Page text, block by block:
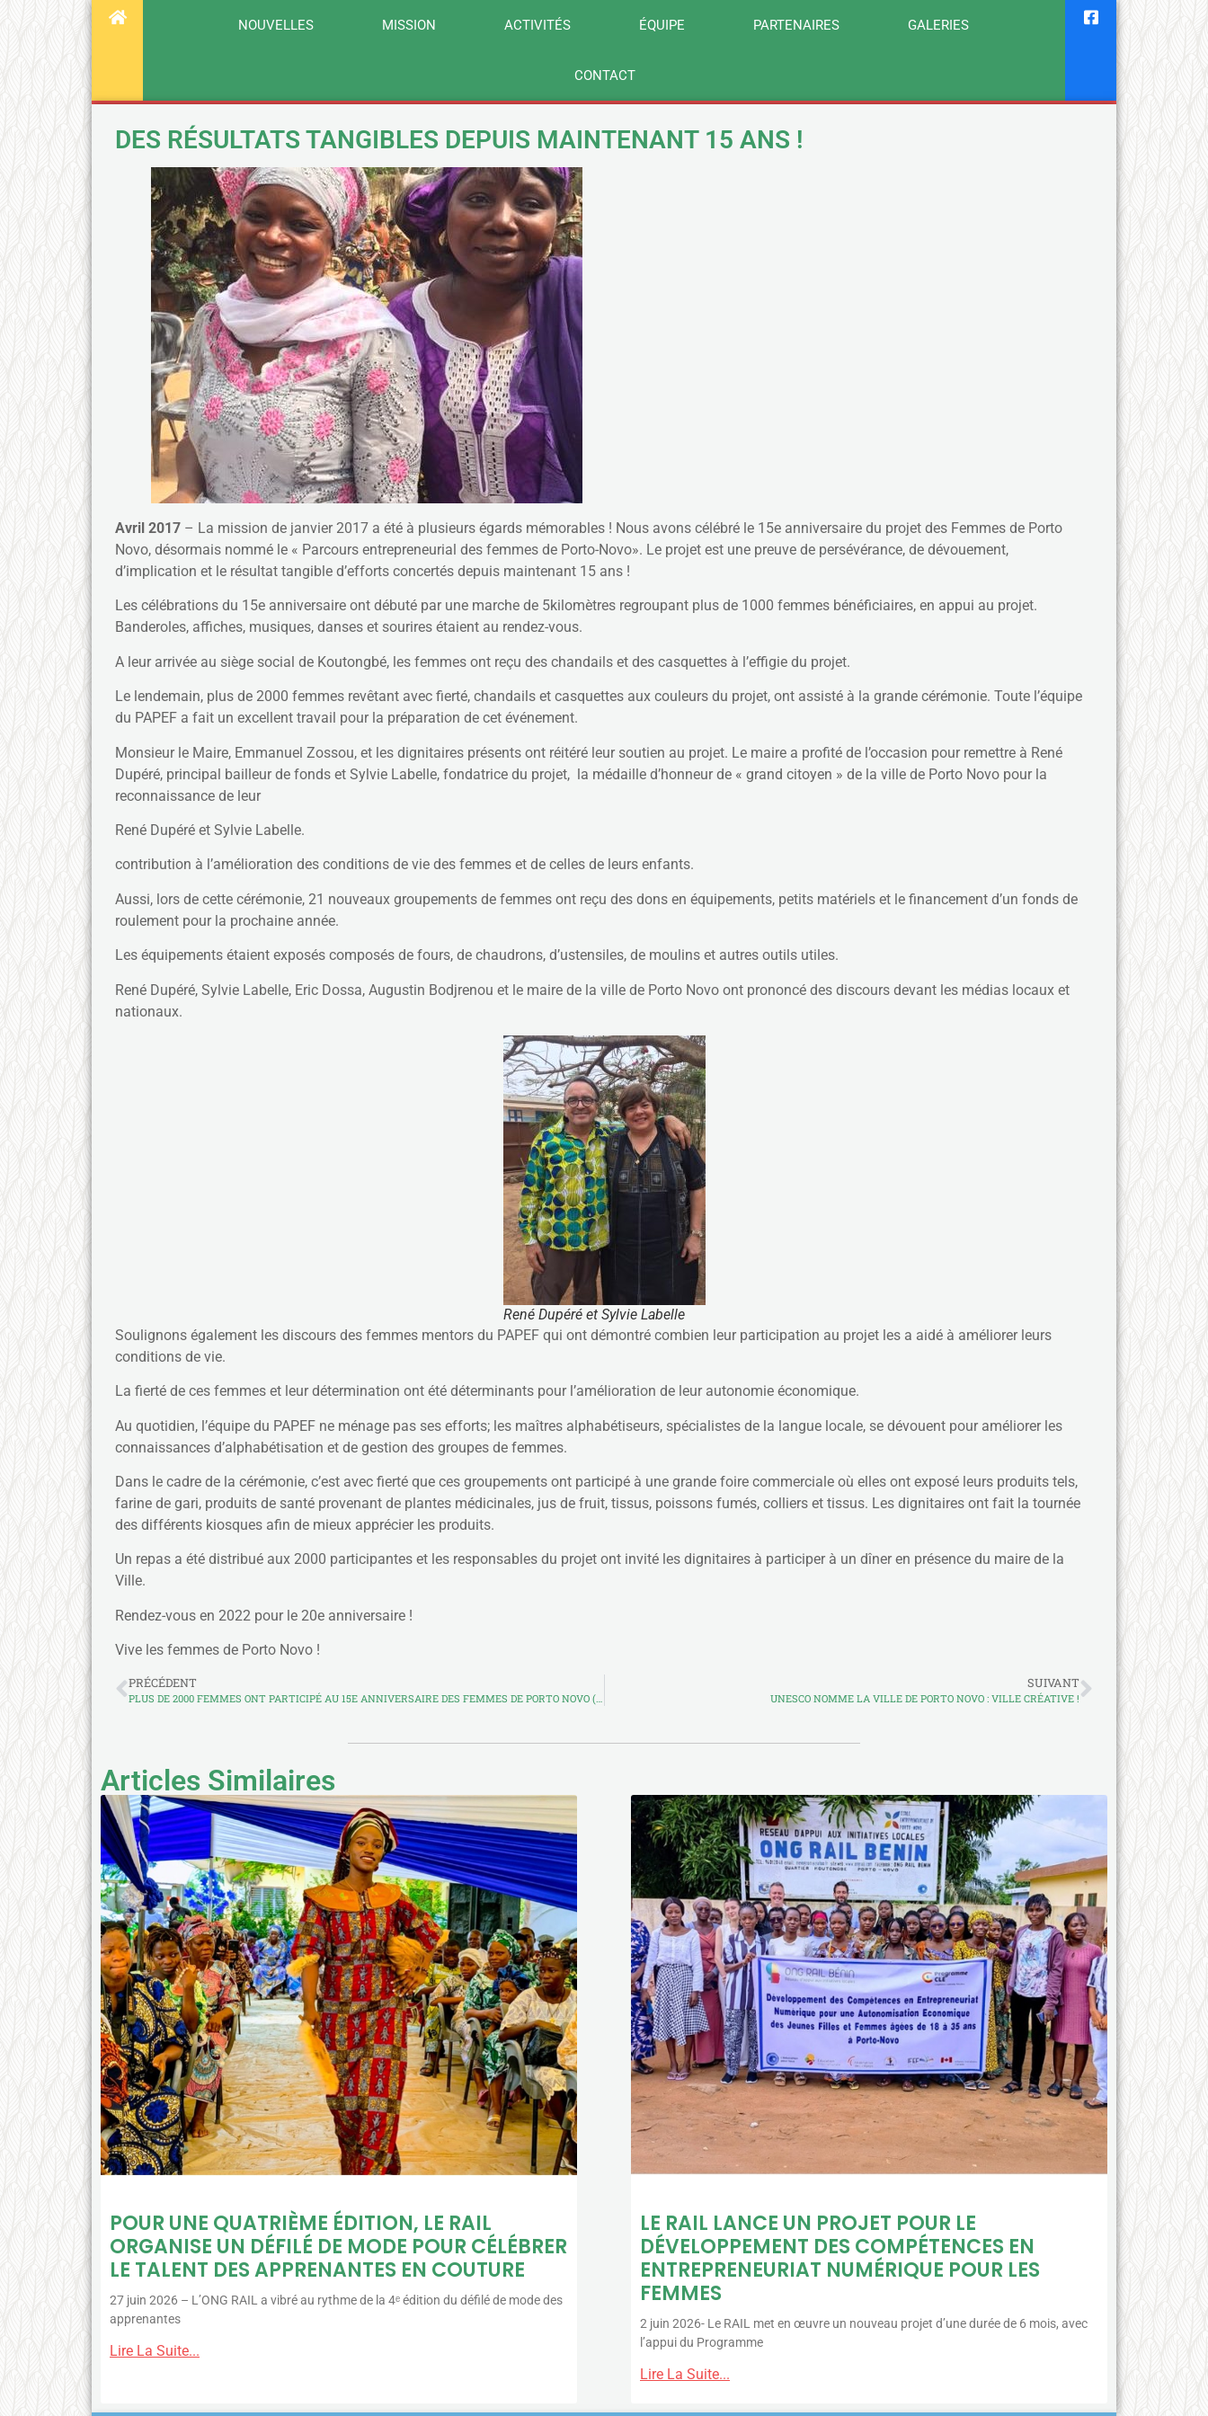
NOUVELLES MISSION ACTIVITÉS ÉQUIPE PARTENAIRES GALERIES
CONTACT
DES RÉSULTATS TANGIBLES DEPUIS MAINTENANT 15 ANS !
Avril 2017 – La mission de janvier 2017 a été à plusieurs égards mémorables ! Nous avons célébré le 15e anniversaire du projet des Femmes de Porto
Novo, désormais nommé le « Parcours entrepreneurial des femmes de Porto-Novo». Le projet est une preuve de persévérance, de dévouement,
d’implication et le résultat tangible d’efforts concertés depuis maintenant 15 ans !
Les célébrations du 15e anniversaire ont débuté par une marche de 5kilomètres regroupant plus de 1000 femmes bénéficiaires, en appui au projet.
Banderoles, affiches, musiques, danses et sourires étaient au rendez-vous.
A leur arrivée au siège social de Koutongbé, les femmes ont reçu des chandails et des casquettes à l’effigie du projet.
Le lendemain, plus de 2000 femmes revêtant avec fierté, chandails et casquettes aux couleurs du projet, ont assisté à la grande cérémonie. Toute l’équipe
du PAPEF a fait un excellent travail pour la préparation de cet événement.
Monsieur le Maire, Emmanuel Zossou, et les dignitaires présents ont réitéré leur soutien au projet. Le maire a profité de l’occasion pour remettre à René
Dupéré, principal bailleur de fonds et Sylvie Labelle, fondatrice du projet, la médaille d’honneur de « grand citoyen » de la ville de Porto Novo pour la
reconnaissance de leur
René Dupéré et Sylvie Labelle.
contribution à l’amélioration des conditions de vie des femmes et de celles de leurs enfants.
Aussi, lors de cette cérémonie, 21 nouveaux groupements de femmes ont reçu des dons en équipements, petits matériels et le financement d’un fonds de
roulement pour la prochaine année.
Les équipements étaient exposés composés de fours, de chaudrons, d’ustensiles, de moulins et autres outils utiles.
René Dupéré, Sylvie Labelle, Eric Dossa, Augustin Bodjrenou et le maire de la ville de Porto Novo ont prononcé des discours devant les médias locaux et
nationaux.
René Dupéré et Sylvie Labelle
Soulignons également les discours des femmes mentors du PAPEF qui ont démontré combien leur participation au projet les a aidé à améliorer leurs
conditions de vie.
La fierté de ces femmes et leur détermination ont été déterminants pour l’amélioration de leur autonomie économique.
Au quotidien, l’équipe du PAPEF ne ménage pas ses efforts; les maîtres alphabétiseurs, spécialistes de la langue locale, se dévouent pour améliorer les
connaissances d’alphabétisation et de gestion des groupes de femmes.
Dans le cadre de la cérémonie, c’est avec fierté que ces groupements ont participé à une grande foire commerciale où elles ont exposé leurs produits tels,
farine de gari, produits de santé provenant de plantes médicinales, jus de fruit, tissus, poissons fumés, colliers et tissus. Les dignitaires ont fait la tournée
des différents kiosques afin de mieux apprécier les produits.
Un repas a été distribué aux 2000 participantes et les responsables du projet ont invité les dignitaires à participer à un dîner en présence du maire de la
Ville.
Rendez-vous en 2022 pour le 20e anniversaire !
Vive les femmes de Porto Novo !
PRÉCÉDENT SUIVANT
UNESCO NOMME LA VILLE DE PORTO NOVO : VILLE CRÉATIVE !
Articles Similaires
POUR UNE QUATRIÈME ÉDITION, LE RAIL
ORGANISE UN DÉFILÉ DE MODE POUR CÉLÉBRER
LE TALENT DES APPRENANTES EN COUTURE
27 juin 2026 – L’ONG RAIL a vibré au rythme de la 4ᵉ édition du défilé de mode des
apprenantes
Lire La Suite...
LE RAIL LANCE UN PROJET POUR LE
DÉVELOPPEMENT DES COMPÉTENCES EN
ENTREPRENEURIAT NUMÉRIQUE POUR LES
FEMMES
2 juin 2026- Le RAIL met en œuvre un nouveau projet d’une durée de 6 mois, avec
l’appui du Programme
Lire La Suite...